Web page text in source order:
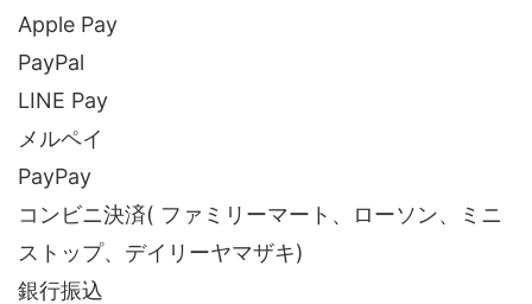
Apple Pay
PayPal
LINE Pay
メルペイ
PayPay
コンビニ決済( ファミリーマート、ローソン、ミニ
ストップ、デイリーヤマザキ)
銀行振込